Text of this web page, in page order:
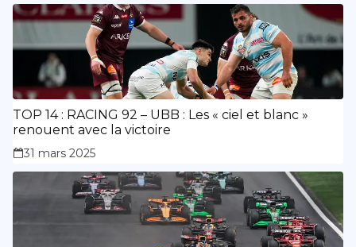
TOP 14 : RACING 92 – UBB : Les « ciel et blanc »
renouent avec la victoire
31 mars 2025